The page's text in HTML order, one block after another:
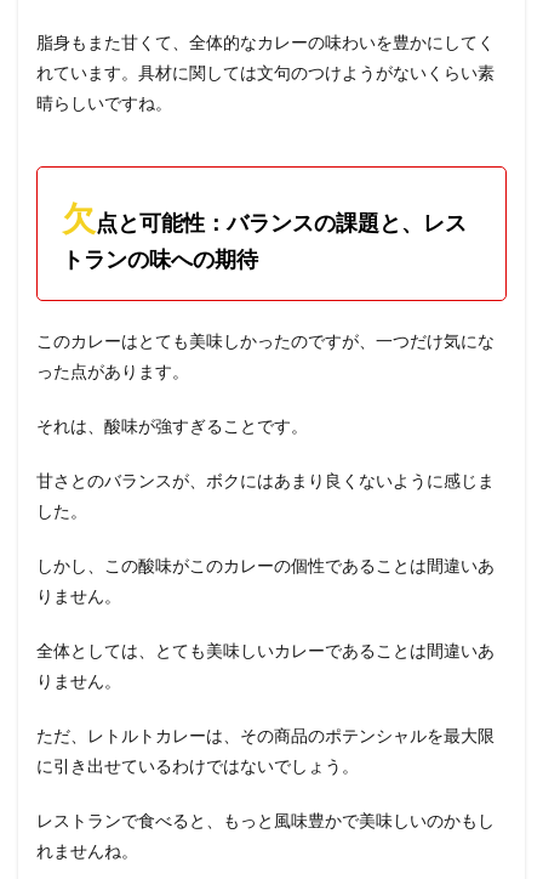
脂身もまた甘くて、全体的なカレーの味わいを豊かにしてく
れています。具材に関しては文句のつけようがないくらい素
晴らしいですね。
欠点と可能性：バランスの課題と、レス
トランの味への期待
このカレーはとても美味しかったのですが、一つだけ気にな
った点があります。
それは、酸味が強すぎることです。
甘さとのバランスが、ボクにはあまり良くないように感じま
した。
しかし、この酸味がこのカレーの個性であることは間違いあ
りません。
全体としては、とても美味しいカレーであることは間違いあ
りません。
ただ、レトルトカレーは、その商品のポテンシャルを最大限
に引き出せているわけではないでしょう。
レストランで食べると、もっと風味豊かで美味しいのかもし
れませんね。